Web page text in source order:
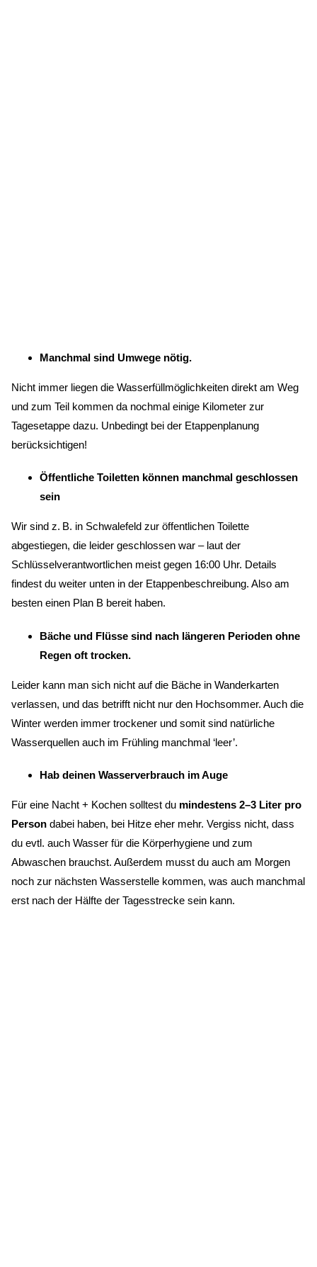
Manchmal sind Umwege nötig.
Nicht immer liegen die Wasserfüllmöglichkeiten direkt am Weg
und zum Teil kommen da nochmal einige Kilometer zur
Tagesetappe dazu. Unbedingt bei der Etappenplanung
berücksichtigen!
Öffentliche Toiletten können manchmal geschlossen
sein
Wir sind z. B. in Schwalefeld zur öffentlichen Toilette
abgestiegen, die leider geschlossen war – laut der
Schlüsselverantwortlichen meist gegen 16:00 Uhr. Details
findest du weiter unten in der Etappenbeschreibung. Also am
besten einen Plan B bereit haben.
Bäche und Flüsse sind nach längeren Perioden ohne
Regen oft trocken.
Leider kann man sich nicht auf die Bäche in Wanderkarten
verlassen, und das betrifft nicht nur den Hochsommer. Auch die
Winter werden immer trockener und somit sind natürliche
Wasserquellen auch im Frühling manchmal ‘leer’.
Hab deinen Wasserverbrauch im Auge
Für eine Nacht + Kochen solltest du mindestens 2–3 Liter pro
Person dabei haben, bei Hitze eher mehr. Vergiss nicht, dass
du evtl. auch Wasser für die Körperhygiene und zum
Abwaschen brauchst. Außerdem musst du auch am Morgen
noch zur nächsten Wasserstelle kommen, was auch manchmal
erst nach der Hälfte der Tagesstrecke sein kann.